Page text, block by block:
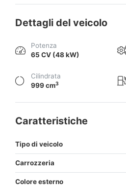
Dettagli del veicolo
Potenza
65 CV (48 kW)
Cilindrata
999 cm3
Caratteristiche
Tipo di veicolo
Carrozzeria
Colore esterno